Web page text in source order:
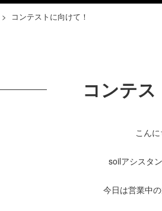
> コンテストに向けて！
コンテス
こん
soilアシスタ
今日は営業中